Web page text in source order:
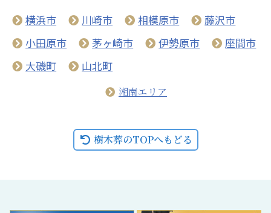
横浜市 川崎市 相模原市
藤沢市
小田原市
茅ヶ崎市 伊勢原市
座間市
大磯町
山北町
湘南エリア
樹木葬のTOPへもどる